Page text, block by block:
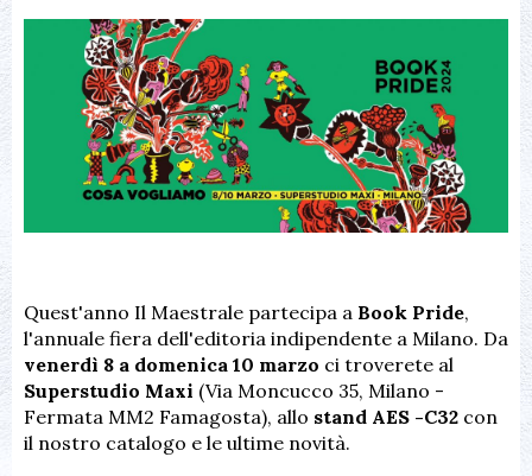
Quest'anno Il Maestrale partecipa a Book Pride,
l'annuale fiera dell'editoria indipendente a Milano. Da
venerdì 8 a domenica 10 marzo ci troverete al
Superstudio Maxi (Via Moncucco 35, Milano -
Fermata MM2 Famagosta), allo stand AES -C32 con
il nostro catalogo e le ultime novità.